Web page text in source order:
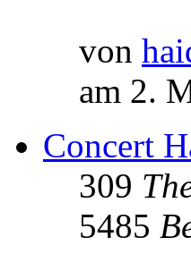
von
am 2.
Concert
309
5485